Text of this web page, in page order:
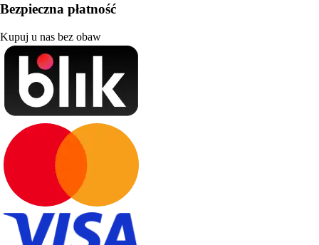
Bezpieczna płatność
Kupuj u nas bez obaw